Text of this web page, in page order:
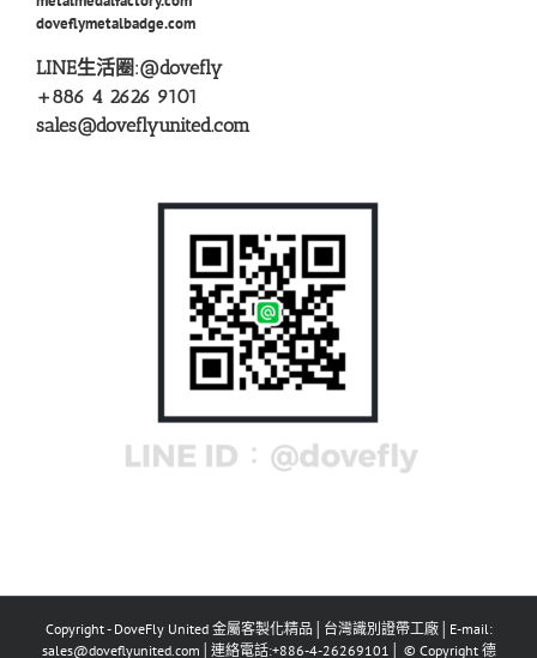
doveflymetalbadge.com
LINE生活圈:@dovefly
+886 4 2626 9101
sales@doveflyunited.com
Copyright - DoveFly United 金屬客製化精品│台灣識別證帶工廠│E-mail:
sales@doveflyunited.com│連絡電話:+886-4-26269101│ © Copyright 德